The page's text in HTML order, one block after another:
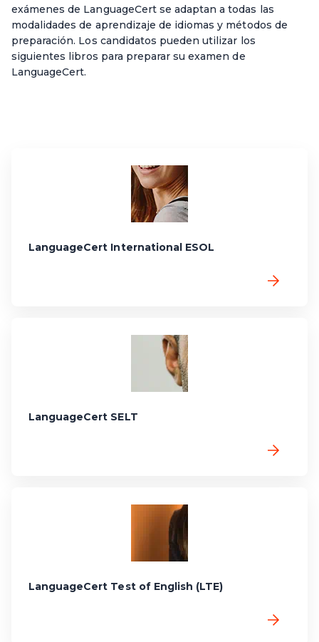
exámenes de LanguageCert se adaptan a todas las
modalidades de aprendizaje de idiomas y métodos de
preparación. Los candidatos pueden utilizar los
siguientes libros para preparar su examen de
LanguageCert.
LanguageCert International ESOL
LanguageCert SELT
LanguageCert Test of English (LTE)